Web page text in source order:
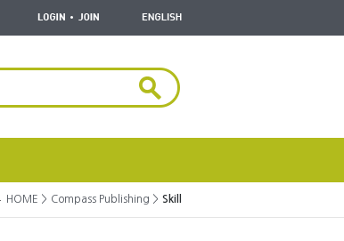
HOME > Compass Publishing > Skill